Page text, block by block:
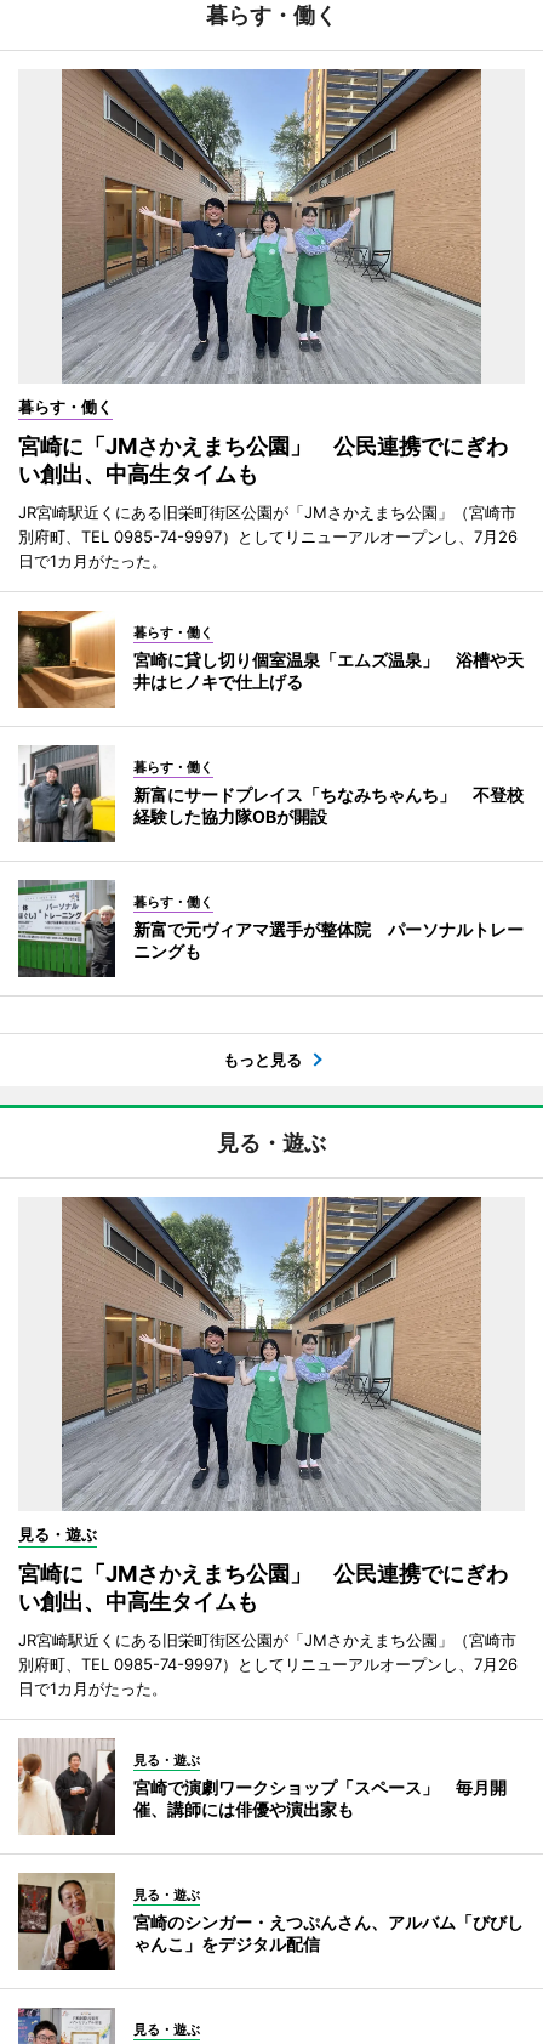
暮らす・働く
暮らす・働く
宮崎に「JMさかえまち公園」 公民連携でにぎわ
い創出、中高生タイムも
JR宮崎駅近くにある旧栄町街区公園が「JMさかえまち公園」（宮崎市
別府町、TEL 0985-74-9997）としてリニューアルオープンし、7月26
日で1カ月がたった。
暮らす・働く
宮崎に貸し切り個室温泉「エムズ温泉」 浴槽や天
井はヒノキで仕上げる
暮らす・働く
新富にサードプレイス「ちなみちゃんち」 不登校
経験した協力隊OBが開設
暮らす・働く
新富で元ヴィアマ選手が整体院 パーソナルトレー
ニングも
もっと見る
見る・遊ぶ
見る・遊ぶ
宮崎に「JMさかえまち公園」 公民連携でにぎわ
い創出、中高生タイムも
JR宮崎駅近くにある旧栄町街区公園が「JMさかえまち公園」（宮崎市
別府町、TEL 0985-74-9997）としてリニューアルオープンし、7月26
日で1カ月がたった。
見る・遊ぶ
宮崎で演劇ワークショップ「スペース」 毎月開
催、講師には俳優や演出家も
見る・遊ぶ
宮崎のシンガー・えつぷんさん、アルバム「びびし
ゃんこ」をデジタル配信
見る・遊ぶ